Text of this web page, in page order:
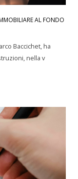
AL FONDO
Baccichet, ha
nella v